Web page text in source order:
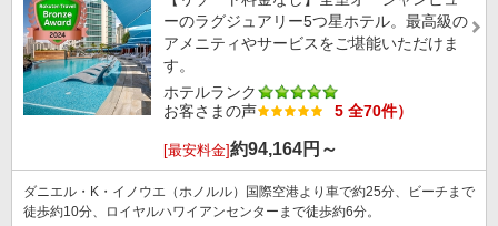
ーのラグジュアリー5つ星ホテル。最高級の
アメニティやサービスをご堪能いただけま
す。
ホテルランク
お客さまの声
5 全70件）
[最安料金]約94,164円～
ダニエル・K・イノウエ（ホノルル）国際空港より車で約25分、ビーチまで
徒歩約10分、ロイヤルハワイアンセンターまで徒歩約6分。